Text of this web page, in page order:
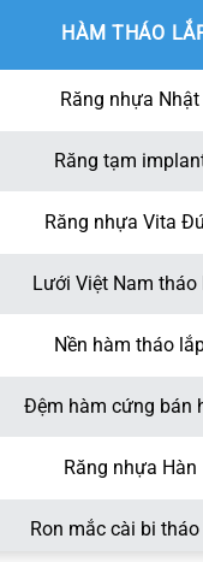
Orodent Bleach
Bleach Innovation
HÀM THÁO
Răng nhựa Nhật
Răng tạm
Răng nhựa Vita
Lưới Việt Nam tháo
Nền hàm tháo
Đệm hàm cứng bán
Răng nhựa Hàn
Ron mắc cài bi